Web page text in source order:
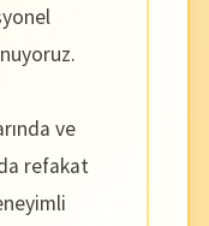
ve
refakat